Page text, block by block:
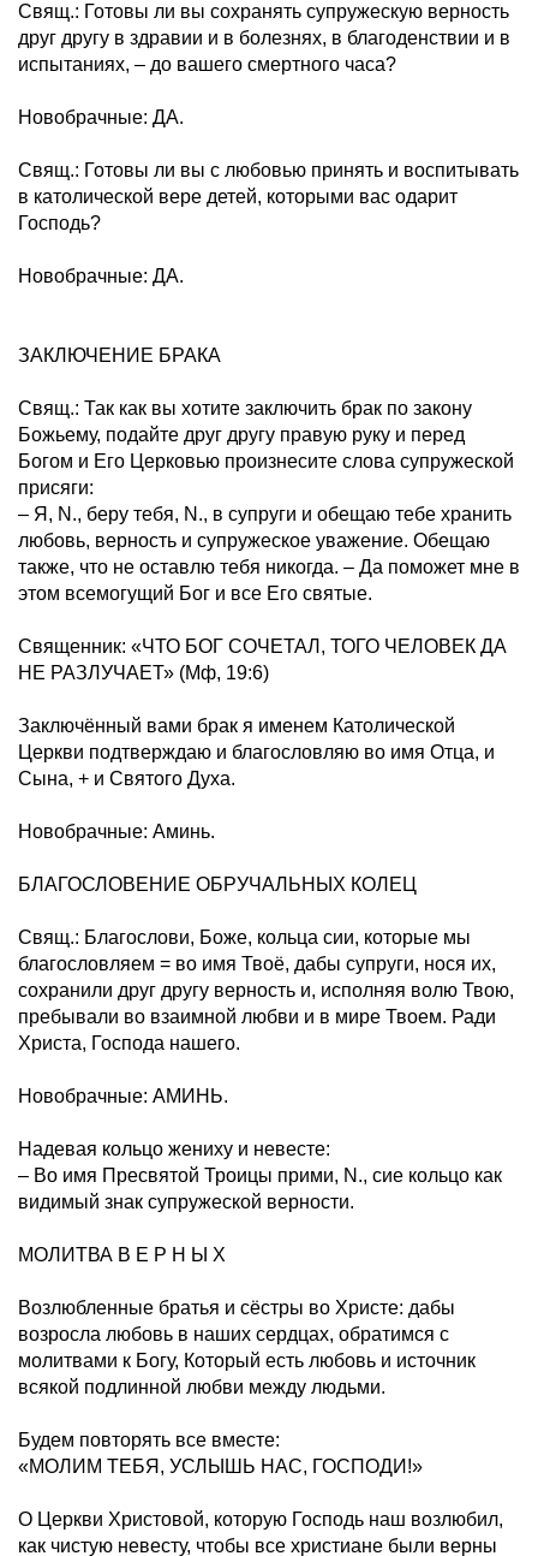
Свящ.: Готовы ли вы сохранять супружескую верность
друг другу в здравии и в болезнях, в благоденствии и в
испытаниях, – до вашего смертного часа?
Новобрачные: ДА.
Свящ.: Готовы ли вы с любовью принять и воспитывать
в католической вере детей, которыми вас одарит
Господь?
Новобрачные: ДА.
ЗАКЛЮЧЕНИЕ БРАКА
Свящ.: Так как вы хотите заключить брак по закону
Божьему, подайте друг другу правую руку и перед
Богом и Его Церковью произнесите слова супружеской
присяги:
– Я, N., беру тебя, N., в супруги и обещаю тебе хранить
любовь, верность и супружеское уважение. Обещаю
также, что не оставлю тебя никогда. – Да поможет мне в
этом всемогущий Бог и все Его святые.
Священник: «ЧТО БОГ СОЧЕТАЛ, ТОГО ЧЕЛОВЕК ДА
НЕ РАЗЛУЧАЕТ» (Мф, 19:6)
Заключённый вами брак я именем Католической
Церкви подтверждаю и благословляю во имя Отца, и
Сына, + и Святого Духа.
Новобрачные: Аминь.
БЛАГОСЛОВЕНИЕ ОБРУЧАЛЬНЫХ КОЛЕЦ
Свящ.: Благослови, Боже, кольца сии, которые мы
благословляем = во имя Твоё, дабы супруги, нося их,
сохранили друг другу верность и, исполняя волю Твою,
пребывали во взаимной любви и в мире Твоем. Ради
Христа, Господа нашего.
Новобрачные: АМИНЬ.
Надевая кольцо жениху и невесте:
– Во имя Пресвятой Троицы прими, N., сие кольцо как
видимый знак супружеской верности.
МОЛИТВА В Е Р Н Ы Х
Возлюбленные братья и сёстры во Христе: дабы
возросла любовь в наших сердцах, обратимся с
молитвами к Богу, Который есть любовь и источник
всякой подлинной любви между людьми.
Будем повторять все вместе:
«МОЛИМ ТЕБЯ, УСЛЫШЬ НАС, ГОСПОДИ!»
О Церкви Христовой, которую Господь наш возлюбил,
как чистую невесту, чтобы все христиане были верны